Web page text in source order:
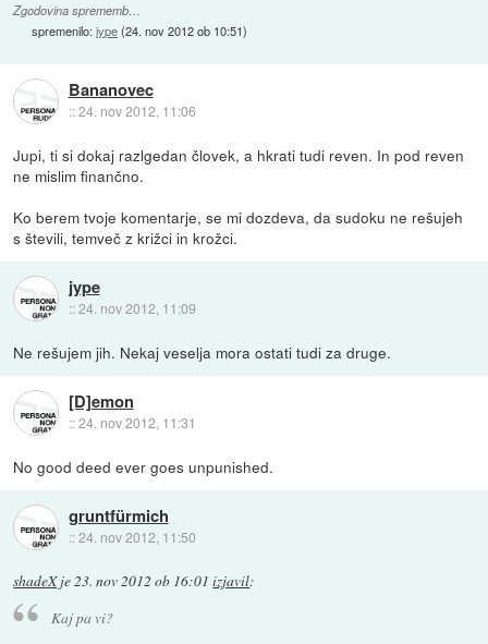
Zgodovina sprememb…
spremenilo:jype(24. nov 2012 ob 10:51)
Bananovec
::24. nov 2012, 11:06
Jupi, ti si dokaj razlgedan človek, a hkrati tudi reven. In pod reven
ne mislim finančno.
Ko berem tvoje komentarje, se mi dozdeva, da sudoku ne rešujeh
s števili, temveč z križci in krožci.
jype
::24. nov 2012, 11:09
Ne rešujem jih. Nekaj veselja mora ostati tudi za druge.
[D]emon
::24. nov 2012, 11:31
No good deed ever goes unpunished.
gruntfürmich
::24. nov 2012, 11:50
shadeXje23. nov 2012 ob 16:01 izjavil:
Kaj pa vi?